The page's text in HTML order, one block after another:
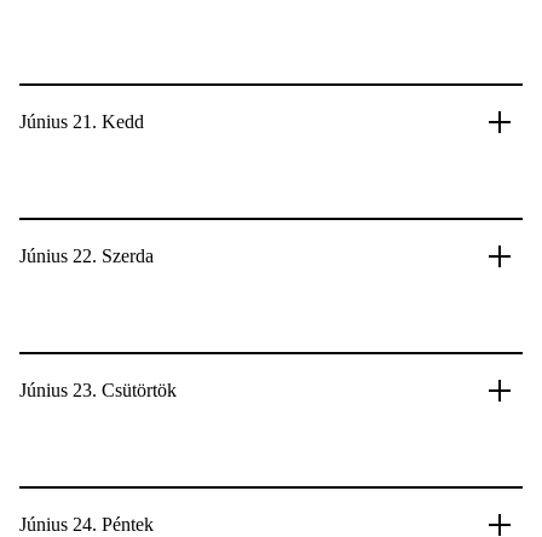
Június 21. Kedd
Június 22. Szerda
Június 23. Csütörtök
Június 24. Péntek